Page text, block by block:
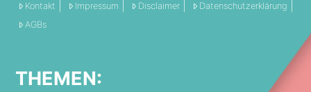
Kontakt
Impressum Disclaimer
Datenschutzerklärung
AGBs
THEMEN: